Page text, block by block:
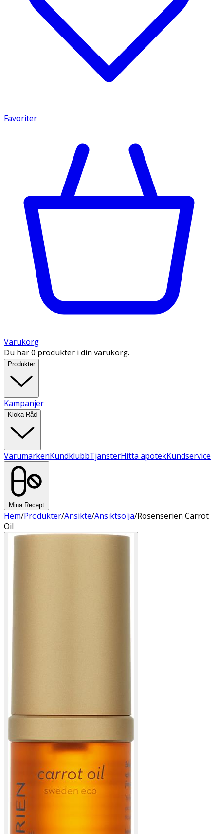
Favoriter
Varukorg
Du har 0 produkter i din varukorg.
Produkter
Kampanjer
Kloka Råd
VarumärkenKundklubbTjänsterHitta apotekKundservice
Mina Recept
Hem/Produkter/Ansikte/Ansiktsolja/Rosenserien Carrot
Oil